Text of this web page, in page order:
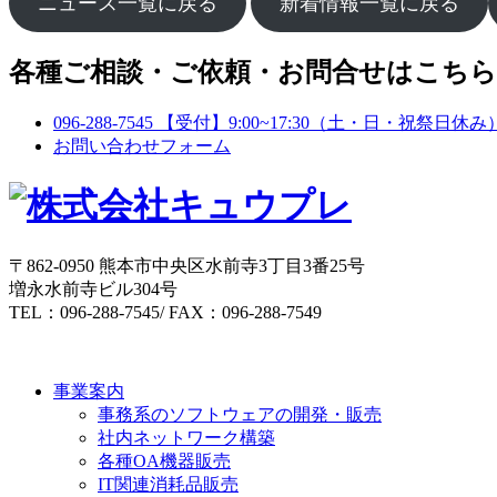
各種ご相談・ご依頼・お問合せはこち
096-288-7545
【受付】9:00~17:30（土・日・祝祭日休み）
お問い合わせフォーム
〒862-0950 熊本市中央区水前寺3丁目3番25号
増永水前寺ビル304号
TEL：096-288-7545/ FAX：096-288-7549
事業案内
事務系のソフトウェアの開発・販売
社内ネットワーク構築
各種OA機器販売
IT関連消耗品販売